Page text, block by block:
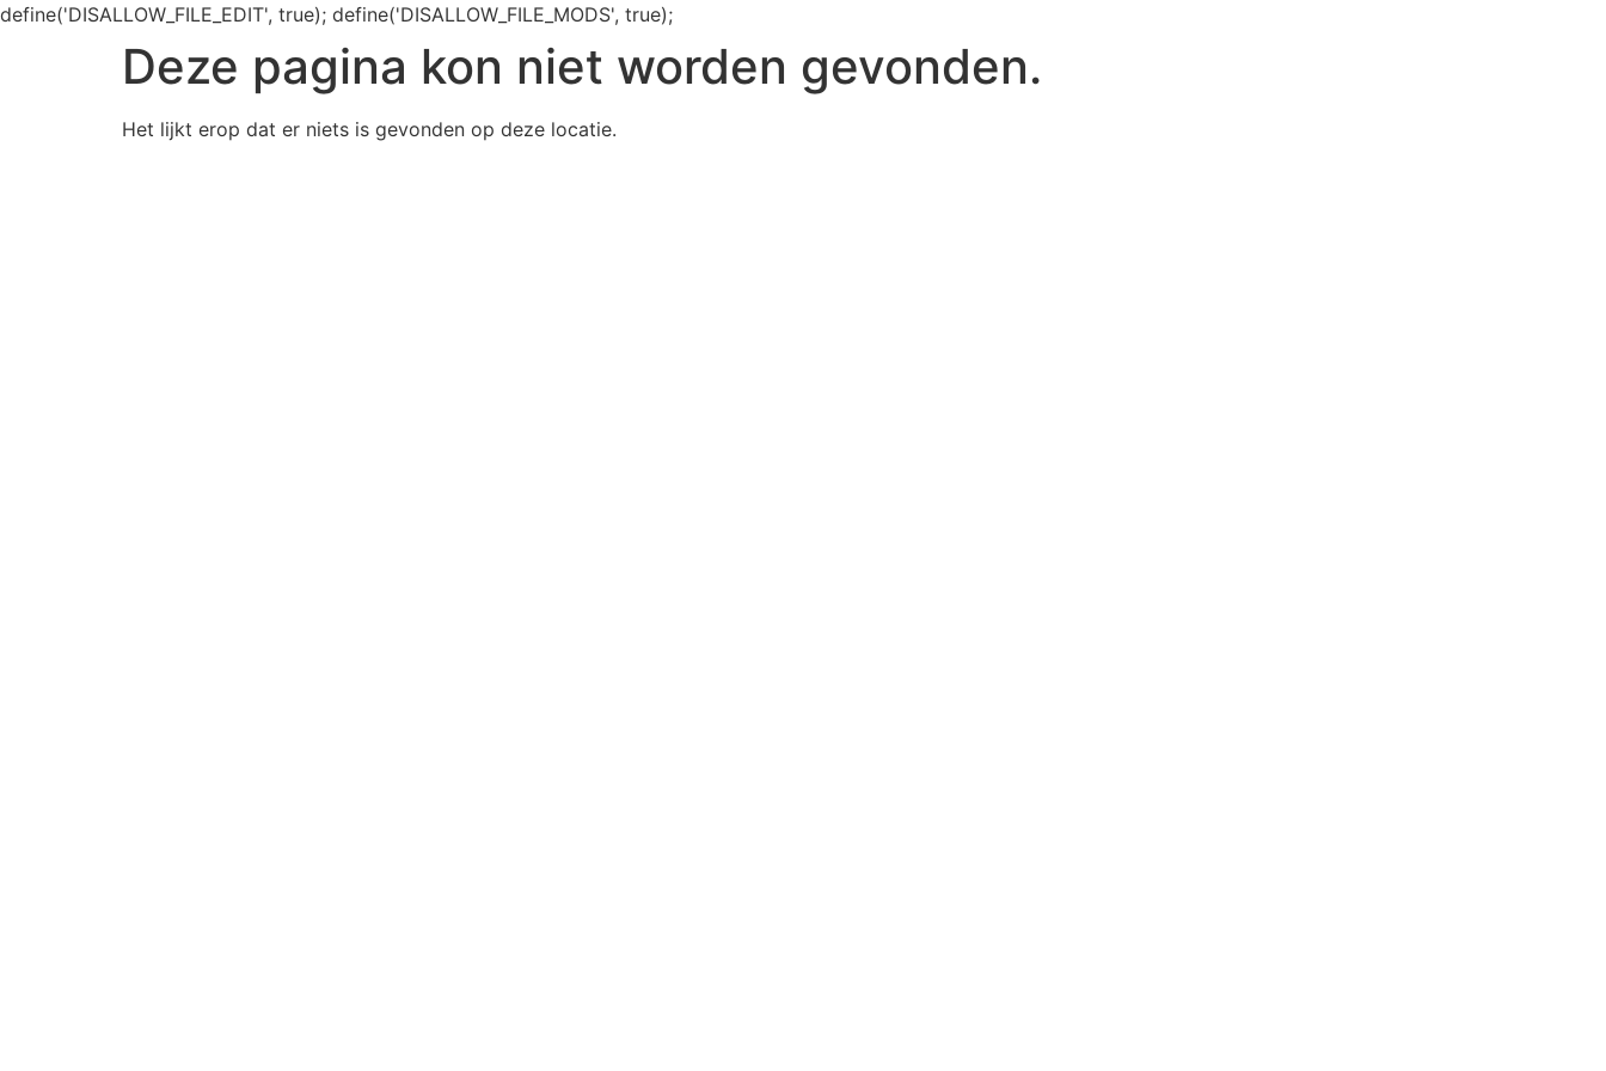
define('DISALLOW_FILE_EDIT', true); define('DISALLOW_FILE_MODS', true);
Deze pagina kon niet worden gevonden.
Het lijkt erop dat er niets is gevonden op deze locatie.